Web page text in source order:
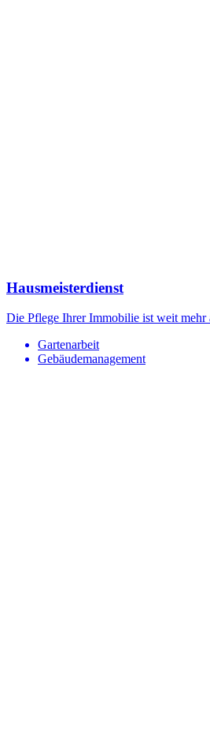
Hausmeisterdienst
Die Pflege Ihrer Immobilie ist weit
Gartenarbeit
Gebäudemanagement